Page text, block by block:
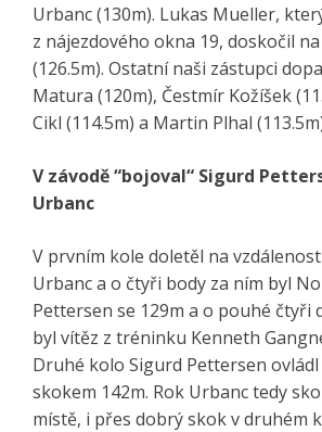
Urbanc (130m). Lukas Mueller,
z nájezdového okna 19, doskočil
(126.5m). Ostatní naši zástupci
Matura (120m), Čestmír Kožíšek
Cikl (114.5m) a Martin Plhal
V závodě “bojoval“ Sigurd
Urbanc
V prvním kole doletěl na
Urbanc a o čtyři body za ním byl
Pettersen se 129m a o pouhé čtyři
byl vítěz z tréninku Kenneth
Druhé kolo Sigurd Pettersen
skokem 142m. Rok Urbanc tedy
místě, i přes dobrý skok v druhém